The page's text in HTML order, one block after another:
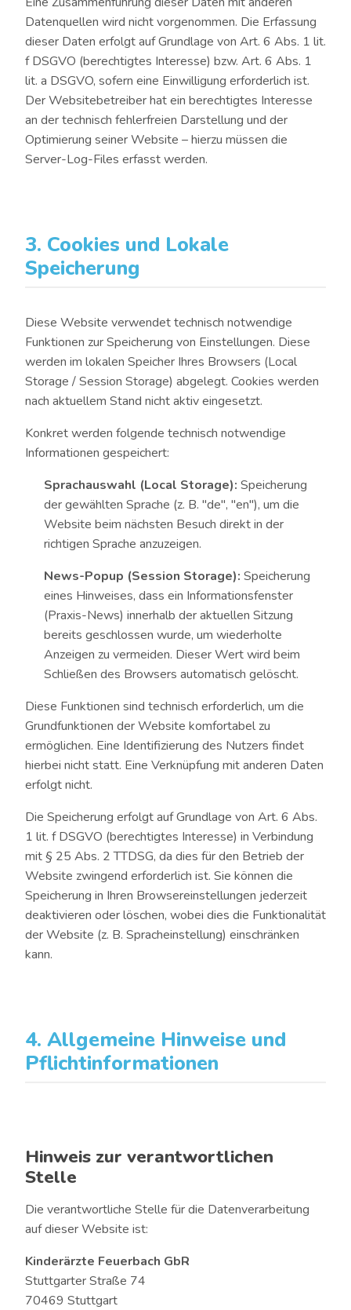
Datenquellen wird nicht vorgenommen. Die Erfassung
dieser Daten erfolgt auf Grundlage von Art. 6 Abs. 1 lit.
f DSGVO (berechtigtes Interesse) bzw. Art. 6 Abs. 1
lit. a DSGVO, sofern eine Einwilligung erforderlich ist.
Der Websitebetreiber hat ein berechtigtes Interesse
an der technisch fehlerfreien Darstellung und der
Optimierung seiner Website – hierzu müssen die
Server-Log-Files erfasst werden.
3. Cookies und Lokale
Speicherung
Diese Website verwendet technisch notwendige
Funktionen zur Speicherung von Einstellungen. Diese
werden im lokalen Speicher Ihres Browsers (Local
Storage / Session Storage) abgelegt. Cookies werden
nach aktuellem Stand nicht aktiv eingesetzt.
Konkret werden folgende technisch notwendige
Informationen gespeichert:
Sprachauswahl (Local Storage): Speicherung
der gewählten Sprache (z. B. "de", "en"), um die
Website beim nächsten Besuch direkt in der
richtigen Sprache anzuzeigen.
News-Popup (Session Storage): Speicherung
eines Hinweises, dass ein Informationsfenster
(Praxis-News) innerhalb der aktuellen Sitzung
bereits geschlossen wurde, um wiederholte
Anzeigen zu vermeiden. Dieser Wert wird beim
Schließen des Browsers automatisch gelöscht.
Diese Funktionen sind technisch erforderlich, um die
Grundfunktionen der Website komfortabel zu
ermöglichen. Eine Identifizierung des Nutzers findet
hierbei nicht statt. Eine Verknüpfung mit anderen Daten
erfolgt nicht.
Die Speicherung erfolgt auf Grundlage von Art. 6 Abs.
1 lit. f DSGVO (berechtigtes Interesse) in Verbindung
mit § 25 Abs. 2 TTDSG, da dies für den Betrieb der
Website zwingend erforderlich ist. Sie können die
Speicherung in Ihren Browsereinstellungen jederzeit
deaktivieren oder löschen, wobei dies die Funktionalität
der Website (z. B. Spracheinstellung) einschränken
kann.
4. Allgemeine Hinweise und
Pflichtinformationen
Hinweis zur verantwortlichen
Stelle
Die verantwortliche Stelle für die Datenverarbeitung
auf dieser Website ist:
Kinderärzte Feuerbach GbR
Stuttgarter Straße 74
70469 Stuttgart